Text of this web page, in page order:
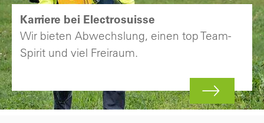
Karriere bei Electrosuisse
Wir bieten Abwechslung, einen top Team-
Spirit und viel Freiraum.